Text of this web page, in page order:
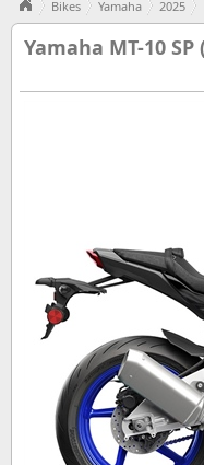
Bikes Yamaha 2025
Yamaha MT-10 SP